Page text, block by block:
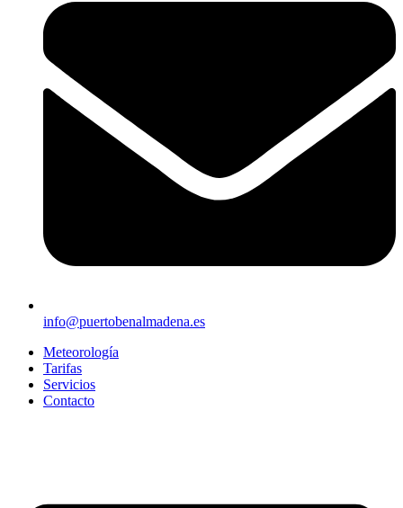
info@puertobenalmadena.es
Meteorología
Tarifas
Servicios
Contacto